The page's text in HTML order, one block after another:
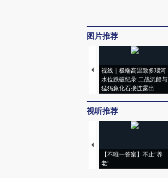
图片推荐
视线｜极端高温致多瑙河
水位跌破纪录 二战沉船与
猛犸象化石接连露出
视听推荐
【不唯一答案】不止“养
老”